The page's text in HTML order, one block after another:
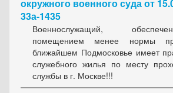
окружного военного суда от
33а-1435
Военнослужащий,
помещением менее нормы
ближайшем Подмосковье имеет
служебного жилья по месту
службы в г. Москве!!!